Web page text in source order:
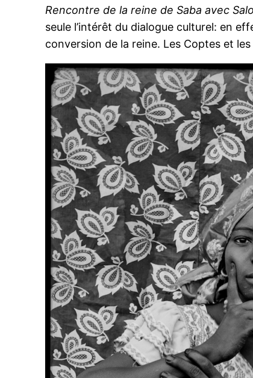
Rencontre de la reine de Saba avec
seule l’intérêt du dialogue culturel: en
conversion de la reine. Les Coptes et